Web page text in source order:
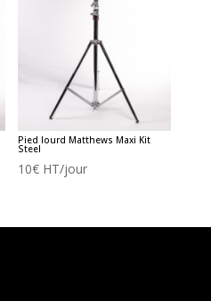
Pied lourd Matthews Maxi Kit
Steel
10€ HT/jour